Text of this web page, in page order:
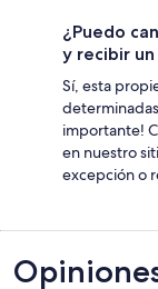
¿Puedo
y recibir
Sí, esta
importante!
en nuestro
excepción o
Opiniones